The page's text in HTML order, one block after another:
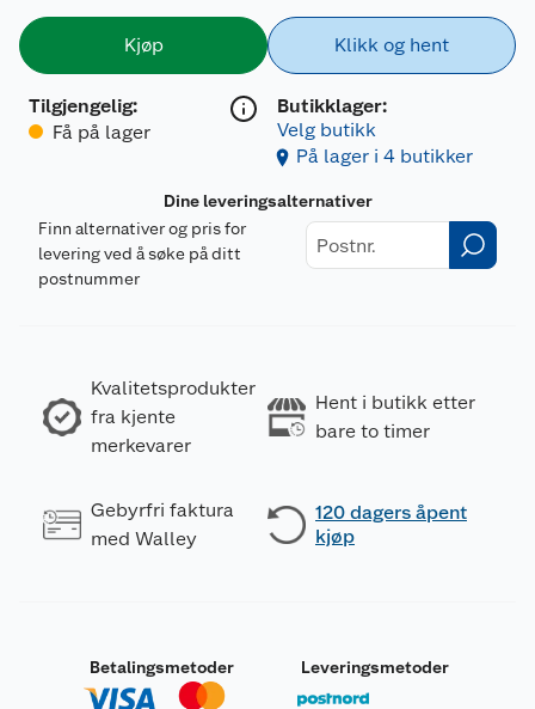
Kjøp
Tilgjengelig:
Få på lager
Klikk og hent
Butikklager:
Velg butikk
På lager i 4 butikker
Dine leveringsalternativer
Finn alternativer og pris for
levering ved å søke på ditt
postnummer
Kvalitetsprodukter
fra kjente
merkevarer
Hent i butikk etter
bare to timer
Gebyrfri faktura
med Walley
120 dagers åpent
kjøp
Betalingsmetoder Leveringsmetoder